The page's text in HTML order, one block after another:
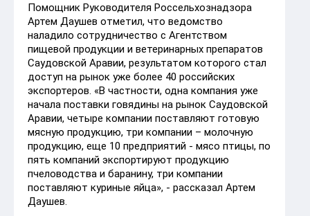
Помощник Руководителя Россельхознадзора
Артем Даушев отметил, что ведомство
наладило сотрудничество с Агентством
пищевой продукции и ветеринарных препаратов
Саудовской Аравии, результатом которого стал
доступ на рынок уже более 40 российских
экспортеров. «В частности, одна компания уже
начала поставки говядины на рынок Саудовской
Аравии, четыре компании поставляют готовую
мясную продукцию, три компании – молочную
продукцию, еще 10 предприятий - мясо птицы, по
пять компаний экспортируют продукцию
пчеловодства и баранину, три компании
поставляют куриные яйца», - рассказал Артем
Даушев.